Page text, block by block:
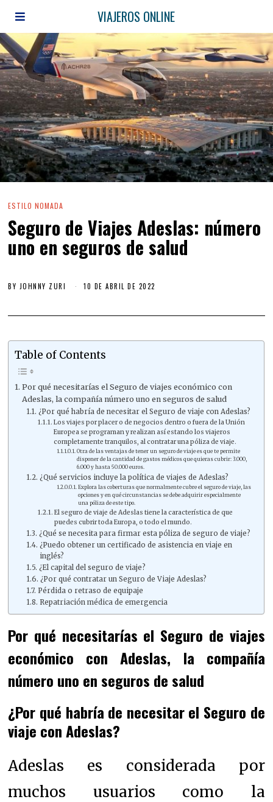
VIAJEROS ONLINE
ESTILO NOMADA
Seguro de Viajes Adeslas: número
uno en seguros de salud
BY JOHNNY ZURI 10 DE ABRIL DE 2022
Table of Contents
Por qué necesitarías el Seguro de viajes económico con
Adeslas, la compañía número uno en seguros de salud
¿Por qué habría de necesitar el Seguro de viaje con Adeslas?
Los viajes por placer o de negocios dentro o fuera de la Unión
Europea se programan y realizan así estando los viajeros
completamente tranquilos, al contratar una póliza de viaje.
Otra de las ventajas de tener un seguro de viaje es que te permite
disponer de la cantidad de gastos médicos que quieras cubrir: 3.000,
6.000 y hasta 50.000 euros.
¿Qué servicios incluye la política de viajes de Adeslas?
Explora las coberturas que normalmente cubre el seguro de viaje, las
opciones y en qué circunstancias se debe adquirir especialmente
una póliza de este tipo.
El seguro de viaje de Adeslas tiene la característica de que
puedes cubrir toda Europa, o todo el mundo.
¿Qué se necesita para firmar esta póliza de seguro de viaje?
¿Puedo obtener un certificado de asistencia en viaje en
inglés?
¿El capital del seguro de viaje?
¿Por qué contratar un Seguro de Viaje Adeslas?
Pérdida o retraso de equipaje
Repatriación médica de emergencia
Por qué necesitarías el Seguro de viajes
económico con Adeslas, la compañía
número uno en seguros de salud
¿Por qué habría de necesitar el Seguro de
viaje con Adeslas?
Adeslas es considerada por
muchos usuarios como la